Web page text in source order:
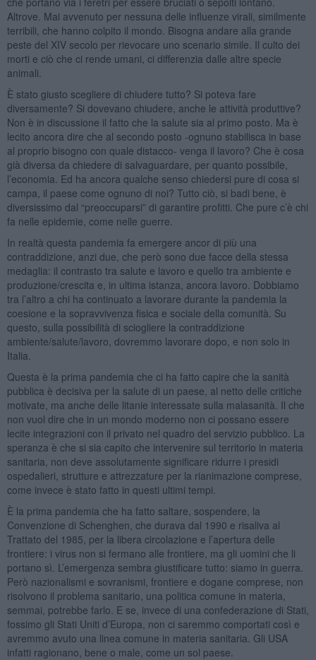
Altrove. Mai avvenuto per nessuna delle influenze virali, similmente
terribili, che hanno colpito il mondo. Bisogna andare alla grande
peste del XIV secolo per rievocare uno scenario simile. Il culto dei
morti e ciò che ci rende umani, ci differenzia dalle altre specie
animali.
È stato giusto scegliere di chiudere tutto? Si poteva fare
diversamente? Si dovevano chiudere, anche le attività produttive?
Non è in discussione il fatto che la salute sia al primo posto. Ma è
lecito ancora dire che al secondo posto -ognuno stabilisca in base
al proprio bisogno con quale distacco- venga il lavoro? Che è cosa
già diversa da chiedere di salvaguardare, per quanto possibile,
l’economia. Ed ha ancora qualche senso chiedersi pure di cosa si
campa, il paese come ognuno di noi? Tutto ciò, si badi bene, è
diversissimo dal “preoccuparsi” di garantire profitti. Che pure c’è chi
fa nelle epidemie, come nelle guerre.
In realtà questa pandemia fa emergere ancor di più una
contraddizione, anzi due, che però sono due facce della stessa
medaglia: il contrasto tra salute e lavoro e quello tra ambiente e
produzione/crescita e, in ultima istanza, ancora lavoro. Dobbiamo
tra l’altro a chi ha continuato a lavorare durante la pandemia la
coesione e la sopravvivenza fisica e sociale della comunità. Su
questo, sulla possibilità di sciogliere la contraddizione
ambiente/salute/lavoro, dovremmo lavorare dopo, e non solo in
Italia.
Questa è la prima pandemia che ci ha fatto capire che la sanità
pubblica è decisiva per la salute di un paese, al netto delle critiche
motivate, ma anche delle litanie interessate sulla malasanità. Il che
non vuol dire che in un mondo moderno non ci possano essere
lecite integrazioni con il privato nel quadro del servizio pubblico. La
speranza è che si sia capito che intervenire sul territorio in materia
sanitaria, non deve assolutamente significare ridurre i presidi
ospedalieri, strutture e attrezzature per la rianimazione comprese,
come invece è stato fatto in questi ultimi tempi.
È la prima pandemia che ha fatto saltare, sospendere, la
Convenzione di Schenghen, che durava dal 1990 e risaliva al
Trattato del 1985, per la libera circolazione e l’apertura delle
frontiere: i virus non si fermano alle frontiere, ma gli uomini che li
portano sì. L’emergenza sembra giustificare tutto: siamo in guerra.
Però nazionalismi e sovranismi, frontiere e dogane comprese, non
risolvono il problema sanitario, una politica comune in materia,
semmai, potrebbe farlo. E se, invece di una confederazione di Stati,
fossimo gli Stati Uniti d’Europa, non ci saremmo comportati così e
avremmo avuto una linea comune in materia sanitaria. Gli USA
infatti ragionano, bene o male, come un sol paese.